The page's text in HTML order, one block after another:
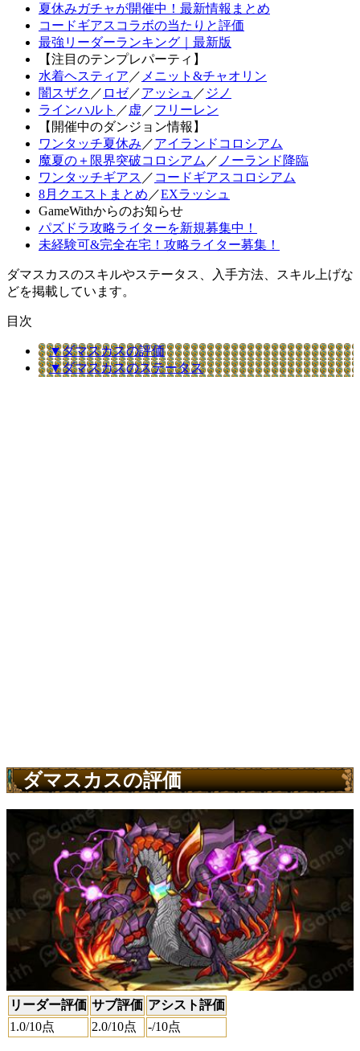
夏休みガチャが開催中！最新情報まとめ
コードギアスコラボの当たりと評価
最強リーダーランキング｜最新版
【注目のテンプレパーティ】
水着ヘスティア ／ メニット&チャオリン
闇スザク ／ ロゼ／アッシュ ／ ジノ
ラインハルト ／ 虚 ／フリーレン
【開催中のダンジョン情報】
ワンタッチ夏休み ／アイランドコロシアム
魔夏の＋限界突破コロシアム ／ ノーランド降臨
ワンタッチギアス ／ コードギアスコロシアム
8月クエストまとめ ／EXラッシュ
GameWithからのお知らせ
パズドラ攻略ライターを新規募集中！
未経験可&完全在宅！攻略ライター募集！
ダマスカスのスキルやステータス、入手方法、スキル上げな
どを掲載しています。
目次
▼ダマスカスの評価
▼ダマスカスのステータス
ダマスカスの評価
リーダー評価 サブ評価 アシスト評価
1.0/10点 2.0/10点 -/10点